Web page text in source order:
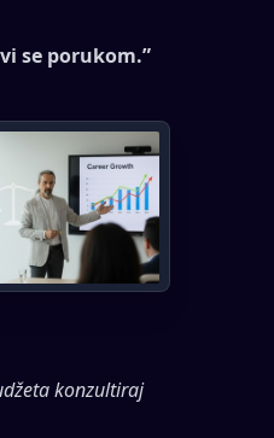
se porukom.”
konzultiraj